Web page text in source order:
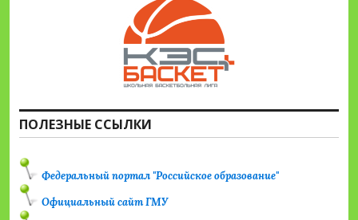
ПОЛЕЗНЫЕ ССЫЛКИ
Федеральный портал "Российское образование"
Официальный сайт ГМУ